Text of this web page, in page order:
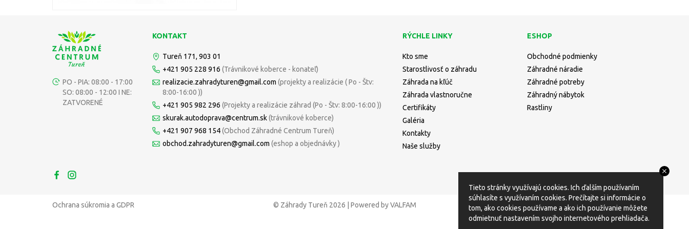
PO - PIA: 08:00 - 17:00
SO: 08:00 - 12:00 I NE:
ZATVORENÉ
KONTAKT
Tureň 171, 903 01
+421 905 228 916 (Trávnikové koberce - konateľ)
realizacie.zahradyturen@gmail.com (projekty a realizácie ( Po - Štv:
8:00-16:00 ))
+421 905 982 296 (Projekty a realizácie záhrad (Po - Štv: 8:00-16:00 ))
skurak.autodoprava@centrum.sk(trávnikové koberce)
+421 907 968 154(Obchod Záhradné Centrum Tureň)
obchod.zahradyturen@gmail.com (eshop a objednávky )
RÝCHLE LINKY
Kto sme
Starostlivosť o záhradu
Záhrada na kľúč
Záhrada vlastnoručne
Certifikáty
Galéria
Kontakty
Naše služby
ESHOP
Obchodné podmienky
Záhradné náradie
Záhradné potreby
Záhradný nábytok
Rastliny
Ochrana súkromia a GDPR © Záhrady Tureň 2026 | Powered by VALFAM
Tieto stránky využívajú cookies. Ich ďalším používaním
súhlasíte s využívaním cookies. Prečítajte si informácie o
tom, ako cookies používame a ako ich používanie môžete
odmietnuť nastavením svojho internetového prehliadača.